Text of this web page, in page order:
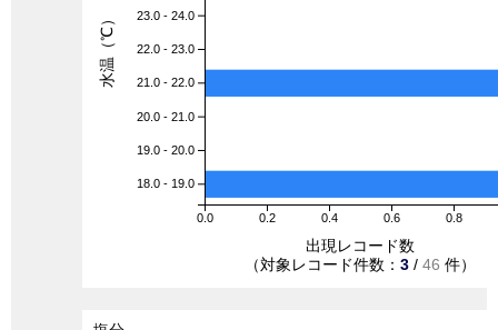
0.0 0.2 0.4 0.6 0.8
23.0 - 24.0
22.0 - 23.0
21.0 - 22.0
20.0 - 21.0
19.0 - 20.0
18.0 - 19.0
出現レコード数
（対象レコード件数： 3 / 46 件）
水温（℃）